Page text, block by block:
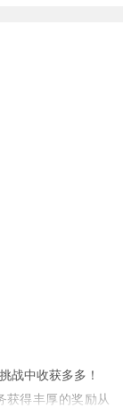
战中收获多多！
获得丰厚的奖励从